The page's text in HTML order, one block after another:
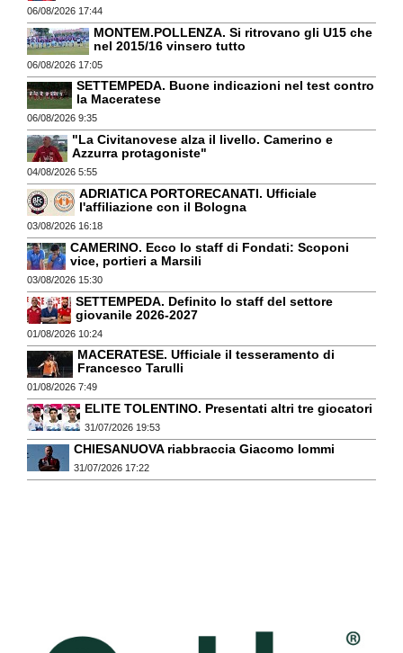
06/08/2026 17:44
MONTEM.POLLENZA. Si ritrovano gli U15 che
nel 2015/16 vinsero tutto
06/08/2026 17:05
SETTEMPEDA. Buone indicazioni nel test contro
la Maceratese
06/08/2026 9:35
"La Civitanovese alza il livello. Camerino e
Azzurra protagoniste"
04/08/2026 5:55
ADRIATICA PORTORECANATI. Ufficiale
l'affiliazione con il Bologna
03/08/2026 16:18
CAMERINO. Ecco lo staff di Fondati: Scoponi
vice, portieri a Marsili
03/08/2026 15:30
SETTEMPEDA. Definito lo staff del settore
giovanile 2026-2027
01/08/2026 10:24
MACERATESE. Ufficiale il tesseramento di
Francesco Tarulli
01/08/2026 7:49
ELITE TOLENTINO. Presentati altri tre giocatori
31/07/2026 19:53
CHIESANUOVA riabbraccia Giacomo Iommi
31/07/2026 17:22